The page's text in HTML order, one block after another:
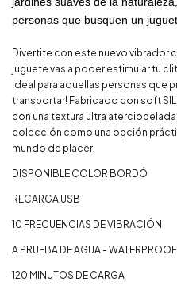
personas que busquen un
Divertite con este nuevo vibrador
juguete vas a poder estimular tu
Ideal para aquellas personas que
transportar! Fabricado con soft
con una textura ultra
colección como una opción
mundo de placer!
DISPONIBLE COLOR BORDÓ
RECARGA USB
10 FRECUENCIAS DE VIBRACIÓN
A PRUEBA DE AGUA -
120 MINUTOS DE CARGA